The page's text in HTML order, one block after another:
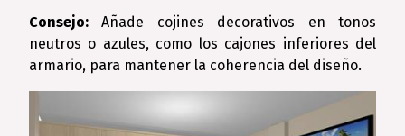
Consejo: Añade cojines decorativos en tonos
neutros o azules, como los cajones inferiores del
armario, para mantener la coherencia del diseño.